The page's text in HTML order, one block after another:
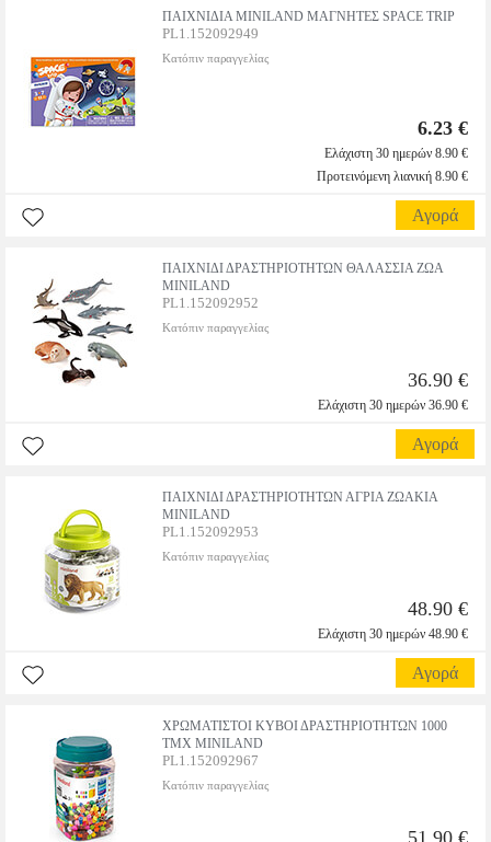
ΠΑΙΧΝΙΔΙΑ MINILAND ΜΑΓΝΗΤΕΣ SPACE TRIP
PL1.152092949
Κατόπιν παραγγελίας
6.23 €
Ελάχιστη 30 ημερών 8.90 €
Προτεινόμενη λιανική 8.90 €
Αγορά
ΠΑΙΧΝΙΔΙ ΔΡΑΣΤΗΡΙΟΤΗΤΩΝ ΘΑΛΑΣΣΙΑ ΖΩΑ
MINILAND
PL1.152092952
Κατόπιν παραγγελίας
36.90 €
Ελάχιστη 30 ημερών 36.90 €
Αγορά
ΠΑΙΧΝΙΔΙ ΔΡΑΣΤΗΡΙΟΤΗΤΩΝ ΑΓΡΙΑ ΖΩΑΚΙΑ
MINILAND
PL1.152092953
Κατόπιν παραγγελίας
48.90 €
Ελάχιστη 30 ημερών 48.90 €
Αγορά
ΧΡΩΜΑΤΙΣΤΟΙ ΚΥΒΟΙ ΔΡΑΣΤΗΡΙΟΤΗΤΩΝ 1000
ΤΜΧ MINILAND
PL1.152092967
Κατόπιν παραγγελίας
51.90 €